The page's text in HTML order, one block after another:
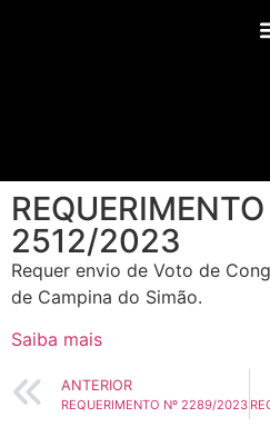
2512/2023
Requer envio de Voto de
de Campina do Simão.
Saiba mais
ANTERIOR
REQUERIMENTO Nº 2289/2023